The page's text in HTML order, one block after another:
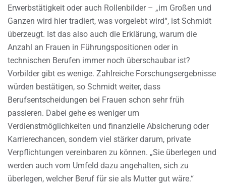
Erwerbstätigkeit oder auch Rollenbilder – „im Großen und
Ganzen wird hier tradiert, was vorgelebt wird“, ist Schmidt
überzeugt. Ist das also auch die Erklärung, warum die
Anzahl an Frauen in Führungspositionen oder in
technischen Berufen immer noch überschaubar ist?
Vorbilder gibt es wenige. Zahlreiche Forschungsergebnisse
würden bestätigen, so Schmidt weiter, dass
Berufsentscheidungen bei Frauen schon sehr früh
passieren. Dabei gehe es weniger um
Verdienstmöglichkeiten und finanzielle Absicherung oder
Karrierechancen, sondern viel stärker darum, private
Verpflichtungen vereinbaren zu können. „Sie überlegen und
werden auch vom Umfeld dazu angehalten, sich zu
überlegen, welcher Beruf für sie als Mutter gut wäre.“